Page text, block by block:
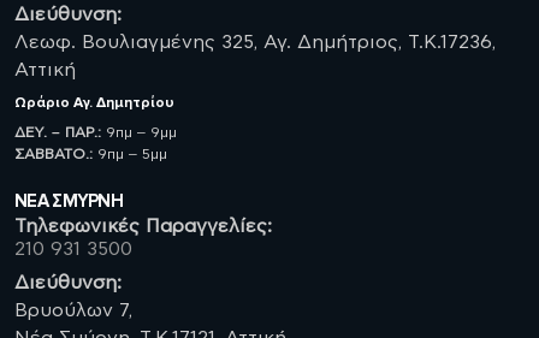
Διεύθυνση:
Λεωφ. Βουλιαγμένης 325, Αγ. Δημήτριος, Τ.Κ.17236,
Αττική
Ωράριο Αγ. Δημητρίου
ΔΕΥ. – ΠΑΡ.: 9πμ – 9μμ
ΣΑΒBATO.: 9πμ – 5μμ
ΝΈΑ ΣΜΥΡΝΗ
Τηλεφωνικές Παραγγελίες:
210 931 3500
Διεύθυνση:
Βρυούλων 7,